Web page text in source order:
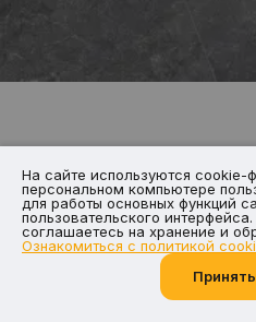
На сайте используются cookie-
персональном компьютере
для работы основных функций
пользовательского
соглашаетесь на хранение и
Ознакомиться с политикой
Принять